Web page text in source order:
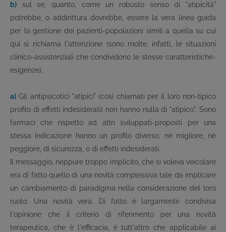
b) sul se, quanto, come un robusto senso di "atipicità"
potrebbe, o addirittura dovrebbe, essere la vera linea guida
per la gestione dei pazienti-popolazioni simili a quella su cui
qui si richiama l'attenzione (sono molte, infatti, le situazioni
clinico-assistenziali che condividono le stesse caratteristiche-
esigenze).
a) Gli antipsicotici "atipici" (così chiamati per il loro non-tipico
profilo di effetti indesiderati) non hanno nulla di "atipico". Sono
farmaci che rispetto ad altri sviluppati-proposti per una
stessa indicazione hanno un profilo diverso, nè migliore, nè
peggiore, di sicurezza, o di effetti indesiderati.
Il messaggio, neppure troppo implicito, che si voleva veicolare
era di fatto quello di una novità complessiva tale da implicare
un cambiamento di paradigma nella considerazione del loro
ruolo. Una novità vera. Di fatto è largamente condivisa
l'opinione che il criterio di riferimento per una novità
terapeutica, che è l'efficacia, è tutt'altro che applicabile ai